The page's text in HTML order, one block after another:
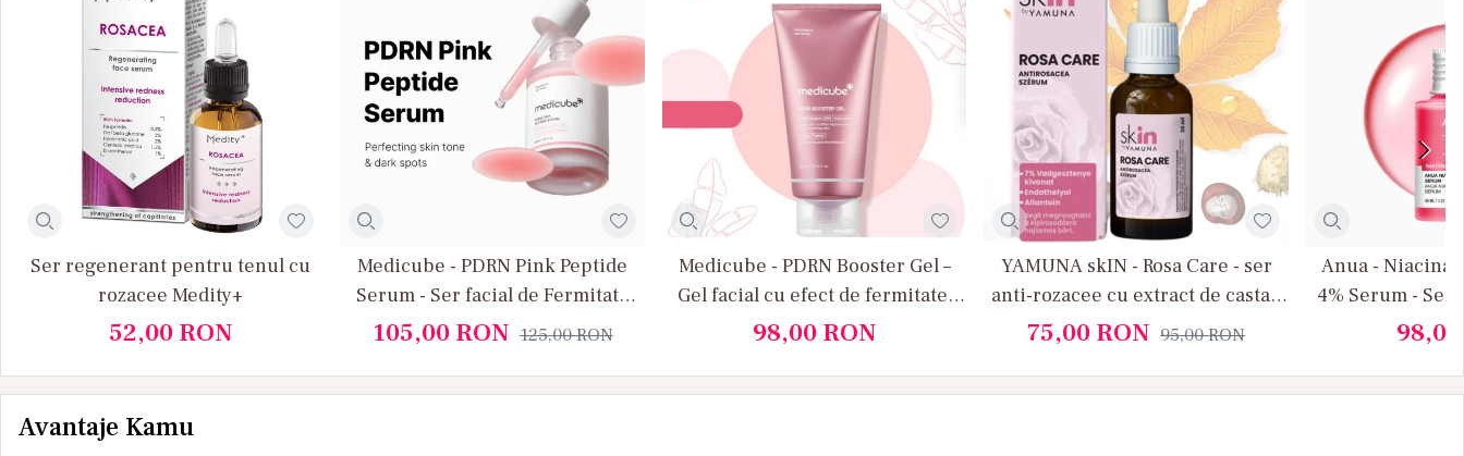
Ser regenerant pentru tenul cu
rozacee Medity+
52,00 RON
Medicube - PDRN Pink Peptide
Serum - Ser facial de Fermitate
Anti Age, Hidratare si
105,00 RON 125,00RON
Medicube - PDRN Booster Gel –
Gel facial cu efect de fermitate,
hidratare si regenerare profunda
98,00 RON
YAMUNA skIN - Rosa Care - ser
anti-rozacee cu extract de castan
indian
75,00 RON 95,00RON
Anua -
4% Serum -
pete
Avantaje Kamu